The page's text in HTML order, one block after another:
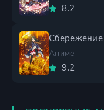
8.2
Аниме
9.2